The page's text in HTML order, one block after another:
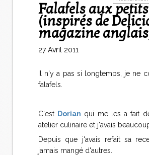
Falafels aux petits pois
(inspirés de
magazine
27 Avril 2011
Il n'y a pas si longtemps, je ne
falafels.
C'est Dorian qui me les a fait
atelier culinaire et j'avais
Depuis que j'avais refait sa
jamais mangé d'autres.